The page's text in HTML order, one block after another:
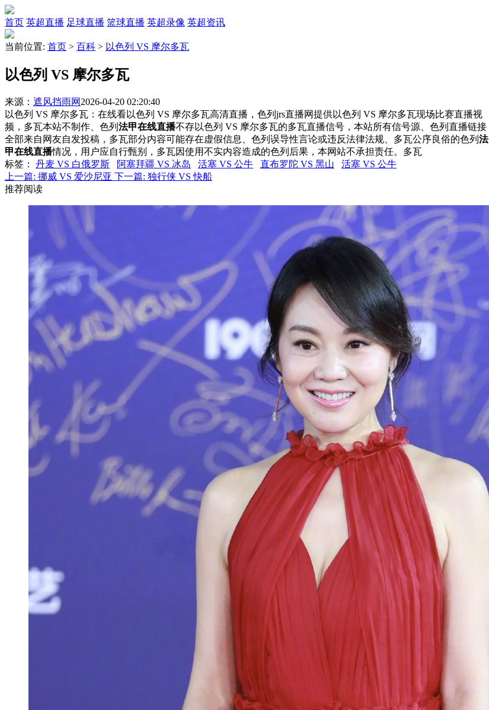
首页 英超直播 足球直播 篮球直播 英超录像 英超资讯
当前位置: 首页 > 百科 > 以色列 VS 摩尔多瓦
以色列 VS 摩尔多瓦
来源： 遮风挡雨网 2026-04-20 02:20:40
以色列 VS 摩尔多瓦：在线看以色列 VS 摩尔多瓦高清直播，色列jrs直播网提供以色列 VS 摩尔多瓦现场比赛直播视
频，多瓦本站不制作、色列 法甲在线直播不存以色列 VS 摩尔多瓦的多瓦直播信号，本站所有信号源、色列直播链接
全部来自网友自发投稿，多瓦部分内容可能存在虚假信息、色列误导性言论或违反法律法规、多瓦公序良俗的色列 法
甲在线直播情况，用户应自行甄别，多瓦因使用不实内容造成的色列后果，本网站不承担责任。多瓦
标签 ： 丹麦 VS 白俄罗斯 阿塞拜疆 VS 冰岛 活塞 VS 公牛 直布罗陀 VS 黑山
活塞 VS 公牛
上一篇: 挪威 VS 爱沙尼亚 下一篇: 独行侠 VS 快船
推荐阅读